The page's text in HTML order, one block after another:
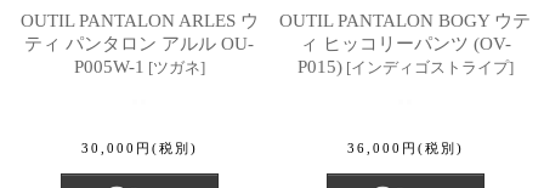
OUTIL PANTALON ARLES ウ
ティ パンタロン アルル OU-
P005W-1 [ツガネ]
30,000 円 (税別)
OUTIL PANTALON BOGY ウテ
ィ ヒッコリーパンツ (OV-
P015) [インディゴストライプ]
36,000 円 (税別)